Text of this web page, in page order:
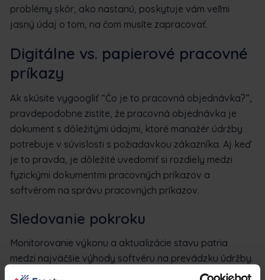
problémy skôr, ako nastanú, poskytuje vám veľmi
jasný údaj o tom, na čom musíte zapracovať.
Digitálne vs. papierové pracovné
príkazy
Ak skúsite vygoogliť “Čo je to pracovná objednávka?”,
pravdepodobne zistíte, že pracovná objednávka je
dokument s dôležitými údajmi, ktoré manažér údržby
potrebuje v súvislosti s požiadavkou zákazníka. Aj keď
je to pravda, je dôležité uvedomiť si rozdiely medzi
fyzickými dokumentmi pracovných príkazov a
softvérom na správu pracovných príkazov.
Sledovanie pokroku
Monitorovanie výkonu a aktualizácie stavu patria
medzi najväčšie výhody softvéru na prevádzku údržby.
Pri zapisovaní vecí na papier je neefektívne neustále sa